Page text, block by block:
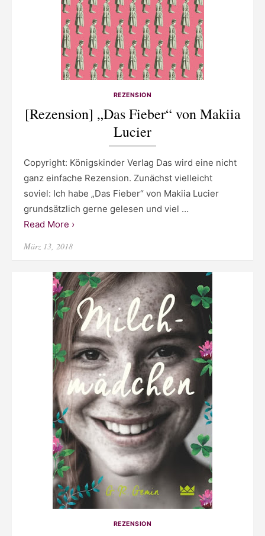
REZENSION
[Rezension] „Das Fieber“ von Makiia
Lucier
Copyright: Königskinder Verlag Das wird eine nicht
ganz einfache Rezension. Zunächst vielleicht
soviel: Ich habe „Das Fieber“ von Makiia Lucier
grundsätzlich gerne gelesen und viel …
Read More ›
Posted
März 13, 2018
REZENSION